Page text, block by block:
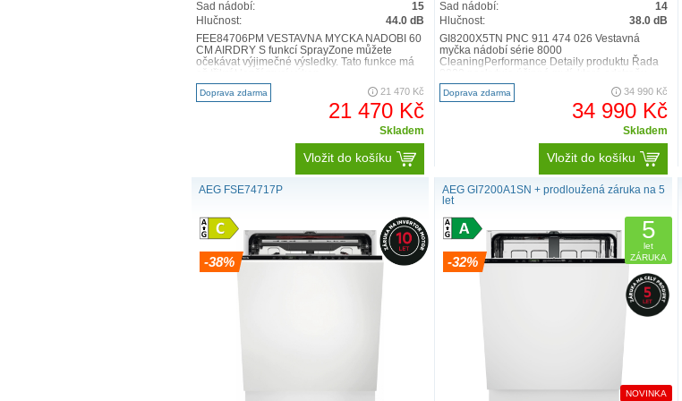
Video
Player
Sad nádobí:
15
Hlučnost:
44.0 dB
FEE84706PM VESTAVNÁ MYČKA NÁDOBÍ 60
CM AIRDRY S funkcí SprayZone můžete
očekávat výjimečné výsledky. Tato funkce má
Doprava zdarma 21 470 Kč
21 470 Kč
Skladem
Vložit do košíku
Sad nádobí:
14
Hlučnost:
38.0 dB
GI8200X5TN PNC 911 474 026 Vestavná
myčka nádobí série 8000
CleaningPerformance Detaily produktu Řada
Doprava zdarma 34 990 Kč
34 990 Kč
Skladem
Vložit do košíku
AEG FSE74717P
-38%
AEG GI7200A1SN + prodloužená záruka na 5
let
-32%
5
let
ZÁRUKA
NOVINKA